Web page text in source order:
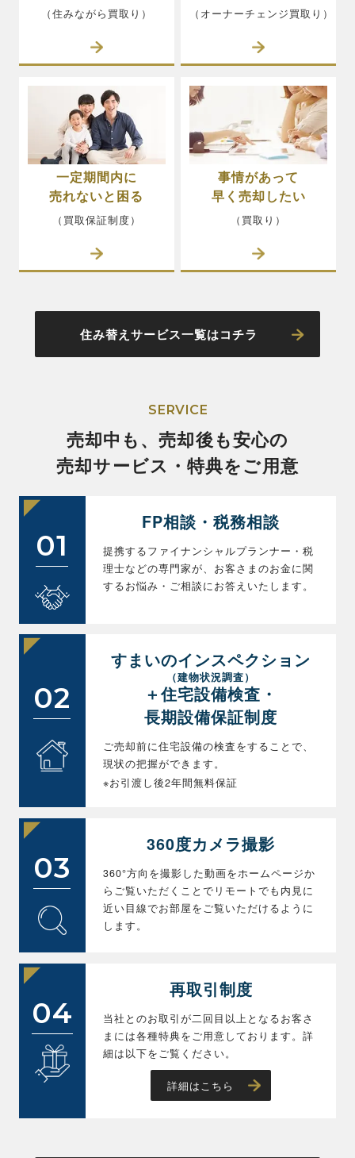
（住みながら買取り） （オーナーチェンジ買取り）
一定期間内に
売れないと困る
（買取保証制度）
事情があって
早く売却したい
（買取り）
住み替えサービス一覧はコチラ
SERVICE
売却中も、売却後も安心の
売却サービス・特典をご用意
01
FP相談・税務相談
提携するファイナンシャルプランナー・税
理士などの専門家が、お客さまのお金に関
するお悩み・ご相談にお答えいたします。
02
すまいのインスペクション
（建物状況調査）
＋住宅設備検査・
長期設備保証制度
ご売却前に住宅設備の検査をすることで、
現状の把握ができます。
※お引渡し後2年間無料保証
03
360度カメラ撮影
360°方向を撮影した動画をホームページか
らご覧いただくことでリモートでも内見に
近い目線でお部屋をご覧いただけるように
します。
04
再取引制度
当社とのお取引が二回目以上となるお客さ
まには各種特典をご用意しております。詳
細は以下をご覧ください。
詳細はこちら